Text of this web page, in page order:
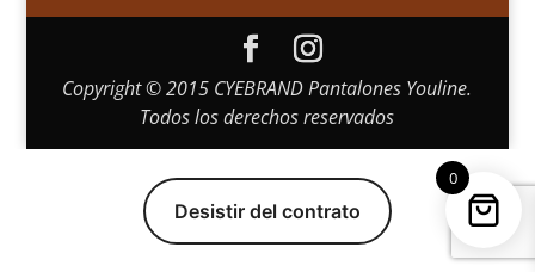
Copyright © 2015 CYEBRAND Pantalones Youline.
Todos los derechos reservados
0